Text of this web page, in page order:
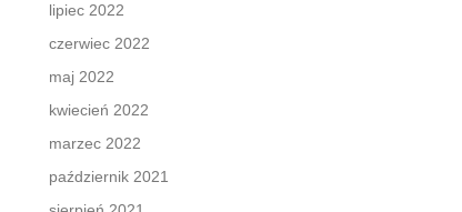
lipiec 2022
czerwiec 2022
maj 2022
kwiecień 2022
marzec 2022
październik 2021